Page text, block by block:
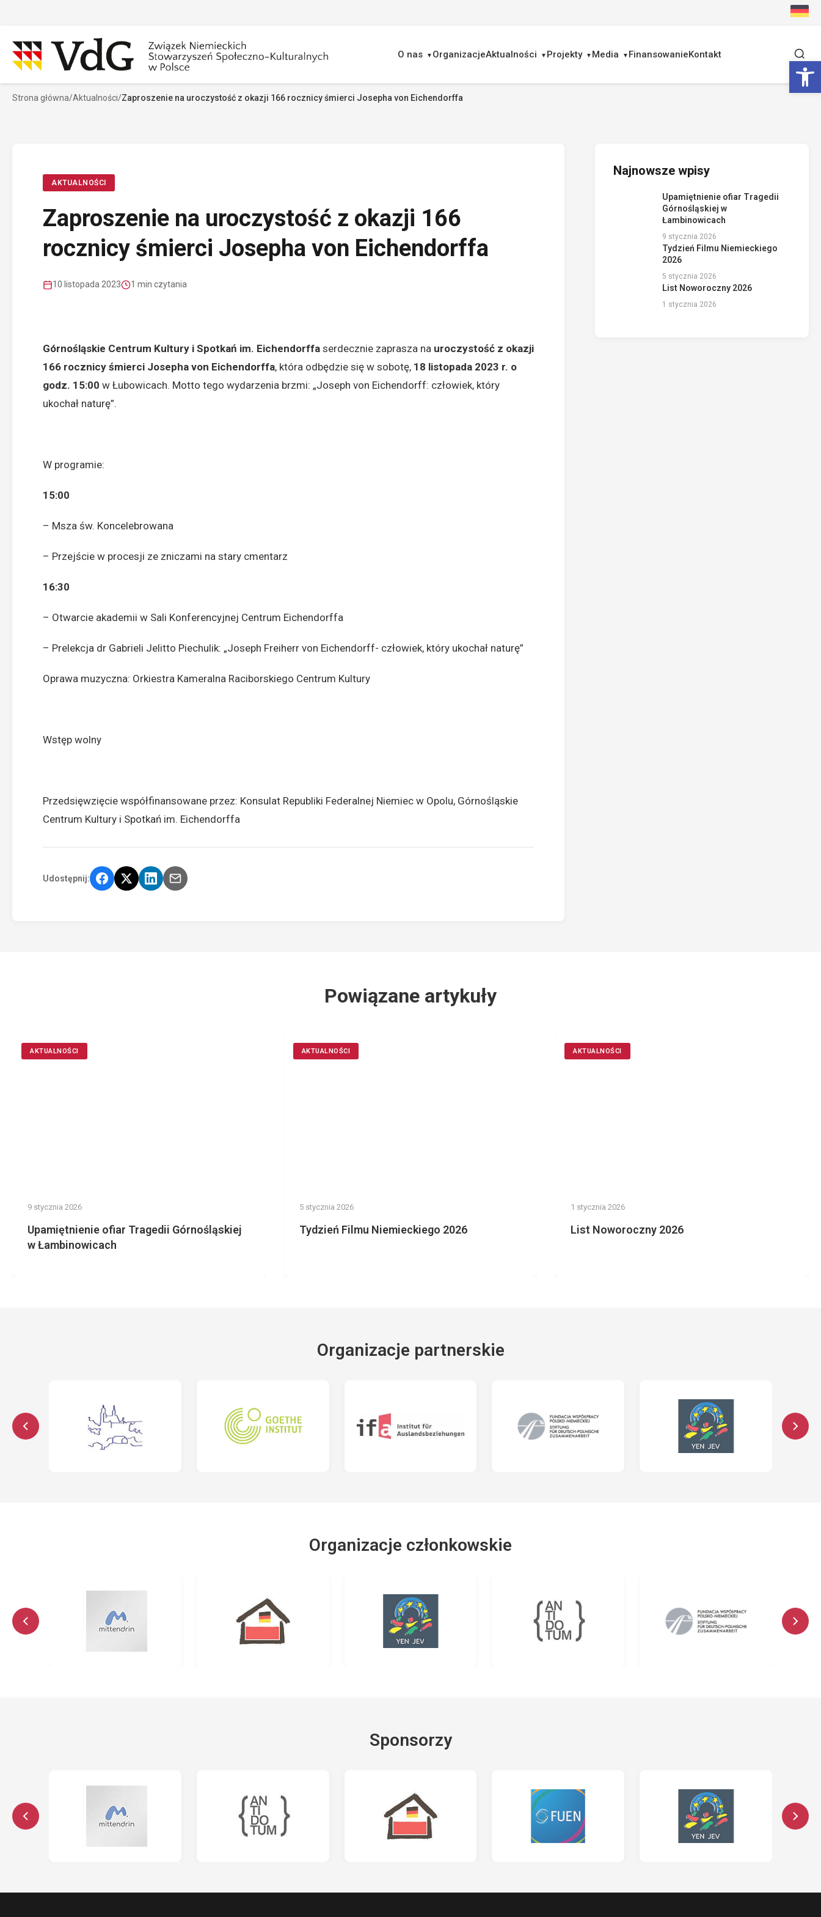
O nas OrganizacjeAktualności Projekty Media FinansowanieKontakt
Szukaj
Strona główna/Aktualności/Zaproszenie na uroczystość z okazji 166 rocznicy śmierci Josepha von Eichendorffa
AKTUALNOŚCI
Zaproszenie na uroczystość z okazji 166
rocznicy śmierci Josepha von Eichendorffa
10 listopada 2023 1 min czytania
Górnośląskie Centrum Kultury i Spotkań im. Eichendorffa serdecznie zaprasza na uroczystość z okazji
166 rocznicy śmierci Josepha von Eichendorffa, która odbędzie się w sobotę, 18 listopada 2023 r. o
godz. 15:00 w Łubowicach. Motto tego wydarzenia brzmi: „Joseph von Eichendorff: człowiek, który
ukochał naturę”.
W programie:
15:00
– Msza św. Koncelebrowana
– Przejście w procesji ze zniczami na stary cmentarz
16:30
– Otwarcie akademii w Sali Konferencyjnej Centrum Eichendorffa
– Prelekcja dr Gabrieli Jelitto Piechulik: „Joseph Freiherr von Eichendorff- człowiek, który ukochał naturę”
Oprawa muzyczna: Orkiestra Kameralna Raciborskiego Centrum Kultury
Wstęp wolny
Przedsięwzięcie współfinansowane przez: Konsulat Republiki Federalnej Niemiec w Opolu, Górnośląskie
Centrum Kultury i Spotkań im. Eichendorffa
Udostępnij:
Najnowsze wpisy
Upamiętnienie ofiar Tragedii
Górnośląskiej w
Łambinowicach
9 stycznia 2026
Tydzień Filmu Niemieckiego
2026
5 stycznia 2026
List Noworoczny 2026
1 stycznia 2026
Powiązane artykuły
AKTUALNOŚCI
9 stycznia 2026
Upamiętnienie ofiar Tragedii Górnośląskiej
w Łambinowicach
AKTUALNOŚCI
5 stycznia 2026
Tydzień Filmu Niemieckiego 2026
AKTUALNOŚCI
1 stycznia 2026
List Noworoczny 2026
Organizacje partnerskie
Organizacje członkowskie
Sponsorzy